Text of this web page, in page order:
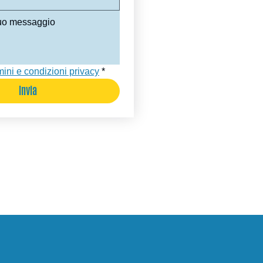
e condizioni privacy *
Invia